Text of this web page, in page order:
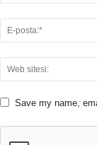
Save my name,